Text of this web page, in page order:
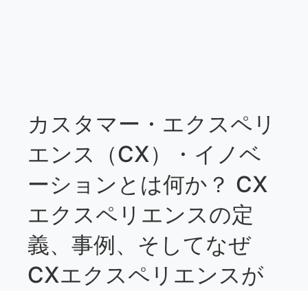
カスタマー・エクスペリ
エンス（CX）・イノベ
ーションとは何か？ CX
エクスペリエンスの定
義、事例、そしてなぜ
CXエクスペリエンスが